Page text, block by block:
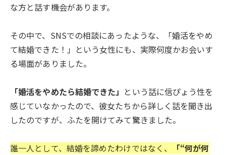
な方と話す機会があります。
その中で、SNSでの相談にあったような、「婚活をやめ
て結婚できた！」という女性にも、実際何度かお会いす
る場面がありました。
「婚活をやめたら結婚できた」 という話に信ぴょう性を
感じていなかったので、彼女たちから詳しく話を聞き出
したのですが、ふたを開けてみて驚きました。
誰一人として、結婚を諦めたわけではなく、
「“何が何